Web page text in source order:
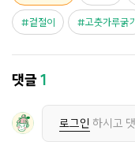
겉절이 고춧가루굵
댓글1
로그인 하시고